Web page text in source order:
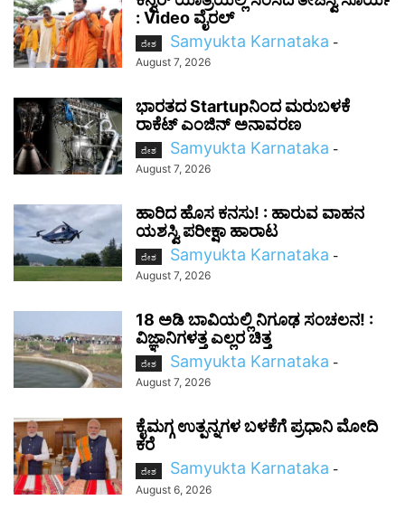
: Video ವೈರಲ್‌
ದೇಶ Samyukta Karnataka -
August 7, 2026
ಭಾರತದ Startupನಿಂದ ಮರುಬಳಕೆ
ರಾಕೆಟ್ ಎಂಜಿನ್ ಅನಾವರಣ
ದೇಶ Samyukta Karnataka -
August 7, 2026
ಹಾರಿದ ಹೊಸ ಕನಸು! : ಹಾರುವ ವಾಹನ
ಯಶಸ್ವಿ ಪರೀಕ್ಷಾ ಹಾರಾಟ
ದೇಶ Samyukta Karnataka -
August 7, 2026
18 ಅಡಿ ಬಾವಿಯಲ್ಲಿ ನಿಗೂಢ ಸಂಚಲನ! :
ವಿಜ್ಞಾನಿಗಳತ್ತ ಎಲ್ಲರ ಚಿತ್ತ
ದೇಶ Samyukta Karnataka -
August 7, 2026
ಕೈಮಗ್ಗ ಉತ್ಪನ್ನಗಳ ಬಳಕೆಗೆ ಪ್ರಧಾನಿ ಮೋದಿ
ಕರೆ
ದೇಶ Samyukta Karnataka -
August 6, 2026